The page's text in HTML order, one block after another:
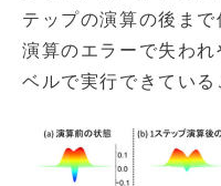
テップの演算の後まで
演算のエラーで失わ
ベルで実行できている